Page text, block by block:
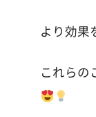
より効果
これらの